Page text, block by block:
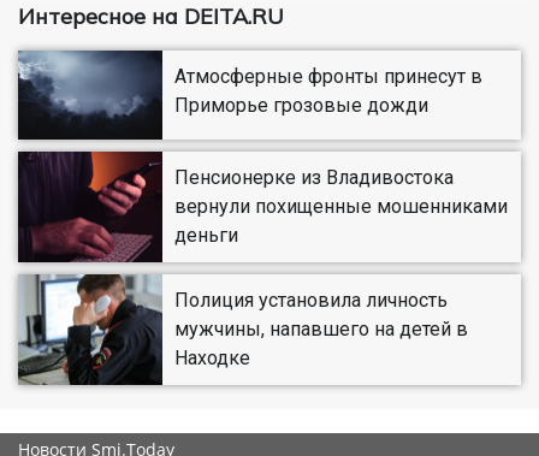
Интересное на DEITA.RU
Атмосферные фронты принесут в
Приморье грозовые дожди
Пенсионерке из Владивостока
вернули похищенные мошенниками
деньги
Полиция установила личность
мужчины, напавшего на детей в
Находке